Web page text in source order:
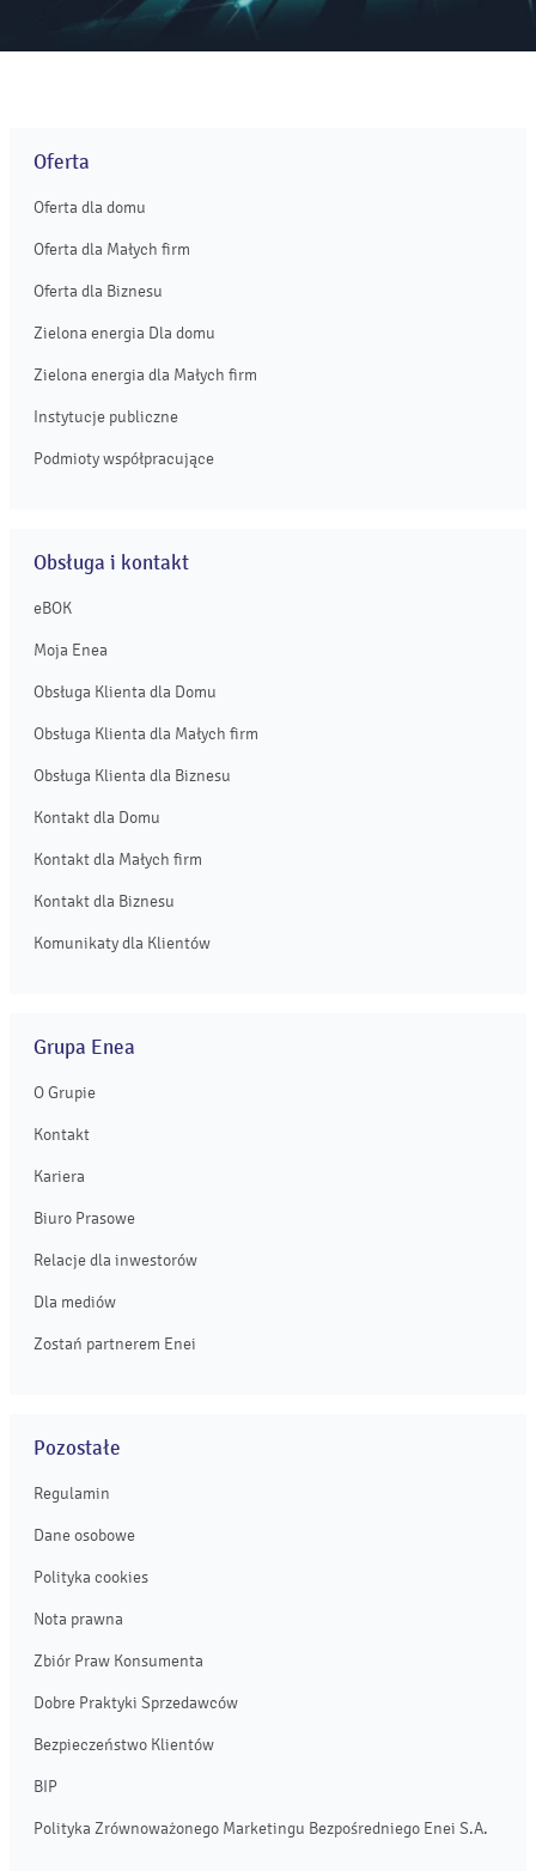
Oferta
Oferta dla domu
Oferta dla Małych firm
Oferta dla Biznesu
Zielona energia Dla domu
Zielona energia dla Małych firm
Instytucje publiczne
Podmioty współpracujące
Obsługa i kontakt
eBOK
Moja Enea
Obsługa Klienta dla Domu
Obsługa Klienta dla Małych firm
Obsługa Klienta dla Biznesu
Kontakt dla Domu
Kontakt dla Małych firm
Kontakt dla Biznesu
Komunikaty dla Klientów
Grupa Enea
O Grupie
Kontakt
Kariera
Biuro Prasowe
Relacje dla inwestorów
Dla mediów
Zostań partnerem Enei
Pozostałe
Regulamin
Dane osobowe
Polityka cookies
Nota prawna
Zbiór Praw Konsumenta
Dobre Praktyki Sprzedawców
Bezpieczeństwo Klientów
BIP
Polityka Zrównoważonego Marketingu Bezpośredniego Enei S.A.